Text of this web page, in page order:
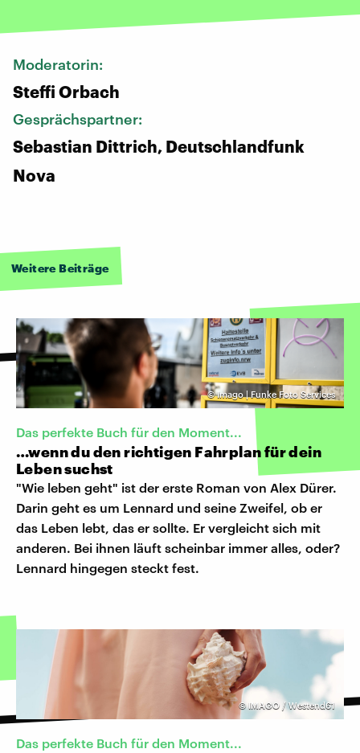
Moderatorin:
Steffi Orbach
Gesprächspartner:
Sebastian Dittrich, Deutschlandfunk
Nova
Weitere Beiträge
©Imago | Funke Foto Services
Das perfekte Buch für den Moment...
…wenn du den richtigen Fahrplan für dein
Leben suchst
"Wie leben geht" ist der erste Roman von Alex Dürer.
Darin geht es um Lennard und seine Zweifel, ob er
das Leben lebt, das er sollte. Er vergleicht sich mit
anderen. Bei ihnen läuft scheinbar immer alles, oder?
Lennard hingegen steckt fest.
©IMAGO / Westend61
Das perfekte Buch für den Moment...